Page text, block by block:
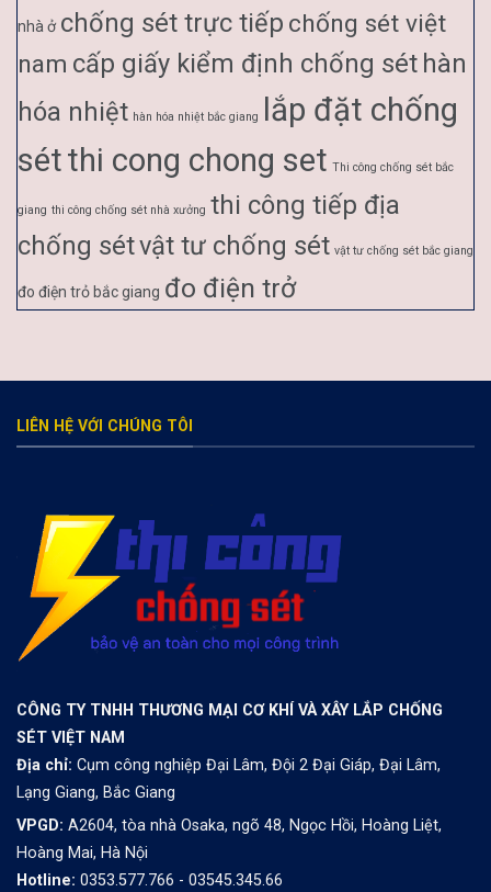
nhà ở chống sét trực tiếp chống sét việt
nam cấp giấy kiểm định chống sét hàn
hóa nhiệt hàn hóa nhiệt bắc giang lắp đặt chống
sétthi cong chong set Thi công chống sét bắc
giang thi công chống sét nhà xưởng thi công tiếp địa
chống sétvật tư chống sét vật tư chống sét bắc giang
đo điện trỏ bắc giang đo điện trở
LIÊN HỆ VỚI CHÚNG TÔI
CÔNG TY TNHH THƯƠNG MẠI CƠ KHÍ VÀ XÂY LẮP CHỐNG
SÉT VIỆT NAM
Địa chỉ: Cụm công nghiệp Đại Lâm, Đội 2 Đại Giáp, Đại Lâm,
Lạng Giang, Bắc Giang
VPGD: A2604, tòa nhà Osaka, ngõ 48, Ngọc Hồi, Hoàng Liệt,
Hoàng Mai, Hà Nội
Hotline: 0353.577.766 - 03545.345.66